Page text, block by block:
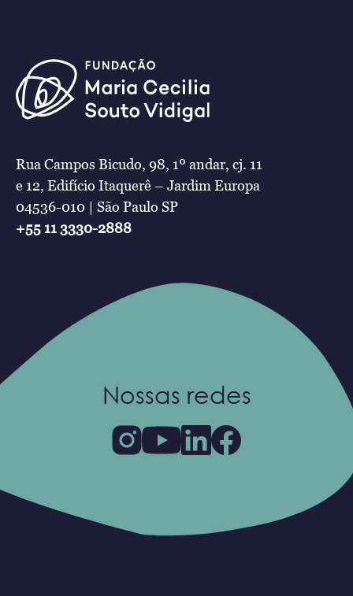
Rua Campos Bicudo, 98, 1º andar, cj. 11
e 12, Edifício Itaquerê – Jardim Europa
04536-010 | São Paulo SP
+55 11 3330-2888
Nossas redes